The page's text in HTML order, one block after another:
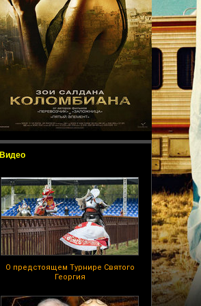
Видео
О предстоящем Турнире Святого
Георгия